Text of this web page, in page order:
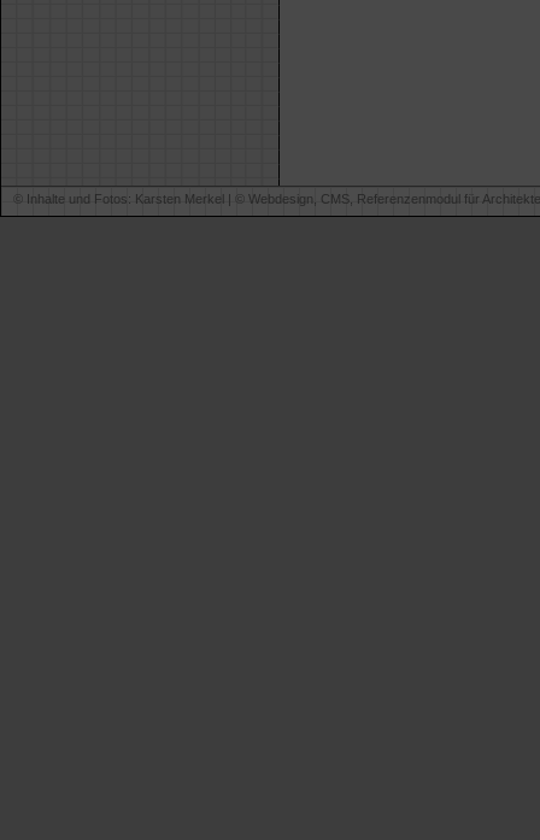
© Inhalte und Fotos: Karsten Merkel | © Webdesign, CMS, Referenzenmodul für